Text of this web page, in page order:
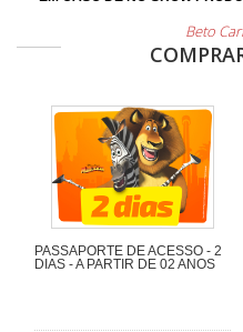
Beto
PASSAPORTE DE ACESSO - 2
DIAS - A PARTIR DE 02 ANOS